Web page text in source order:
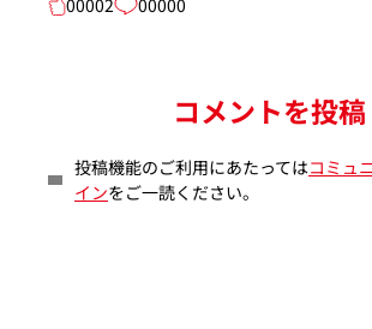
コメントを投稿
投稿機能のご利用にあたってはコミュ
インをご一読ください。